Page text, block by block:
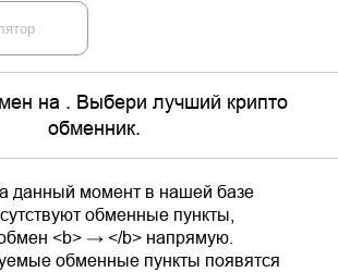
на . Выбери лучший крипто
обменник.
данный момент в нашей базе
обменные пункты,
<b> → </b> напрямую.
обменные пункты появятся